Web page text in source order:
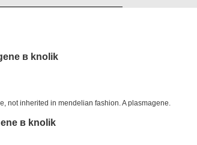
в knolik
not inherited in mendelian fashion. A plasmagene.
в knolik